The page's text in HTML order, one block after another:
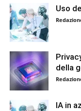
Uso
della
IA in